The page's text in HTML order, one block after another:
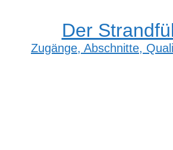
Der
Zugänge, Abschnitte,